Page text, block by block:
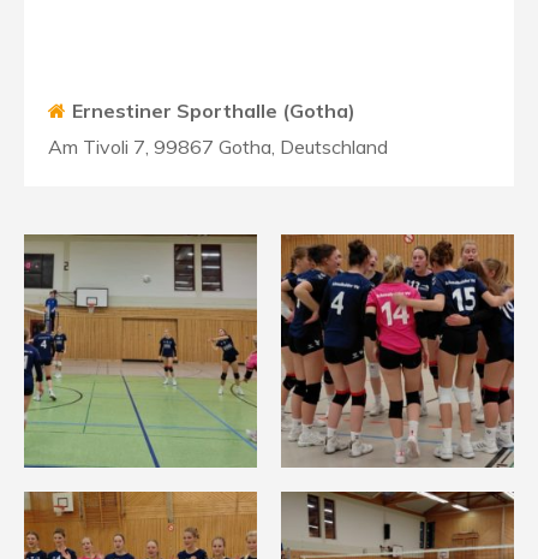
Ernestiner Sporthalle (Gotha)
Am Tivoli 7, 99867 Gotha, Deutschland